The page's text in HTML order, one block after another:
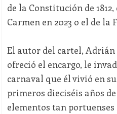
de la Constitución de
Carmen en 2023 o el de la
El autor del cartel, Adrián
ofreció el encargo, le
carnaval que él vivió en
primeros dieciséis años
elementos tan